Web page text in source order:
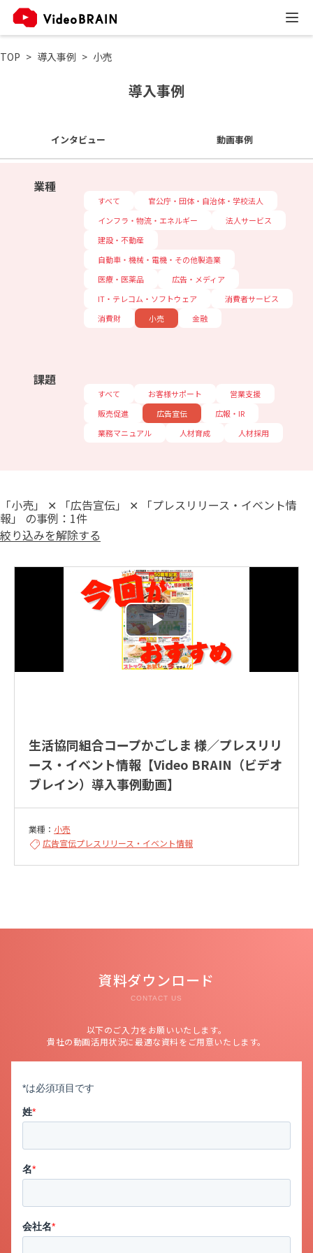
TOP 導入事例 小売
導入事例
インタビュー 動画事例
業種
すべて
官公庁・団体・自治体・学校法人
インフラ・物流・エネルギー
法人サービス
建設・不動産
自動車・機械・電機・その他製造業
医療・医薬品
広告・メディア
IT・テレコム・ソフトウェア
消費者サービス
消費財
小売 金融
課題
すべて お客様サポート
営業支援
販売促進
広告宣伝
広報・IR
業務マニュアル
人材育成 人材採用
「小売」 ✕ 「広告宣伝」 ✕ 「プレスリリース・イベント情
報」 の事例：1件
絞り込みを解除する
生活協同組合コープかごしま 様／プレスリリ
ース・イベント情報【Video BRAIN（ビデオ
ブレイン）導入事例動画】
業種： 小売
広告宣伝プレスリリース・イベント情報
資料ダウンロード
CONTACT US
以下のご入力をお願いいたします。
貴社の動画活用状況に最適な資料をご用意いたします。